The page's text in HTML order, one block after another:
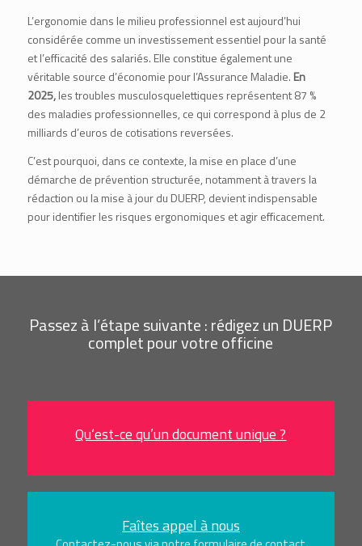
L’ergonomie dans le milieu professionnel est aujourd’hui
considérée comme un investissement essentiel pour la santé
et l’efficacité des salariés. Elle constitue également une
véritable source d’économie pour l’Assurance Maladie. En
2025,les troubles musculosquelettiques représentent 87 %
des maladies professionnelles, ce qui correspond à plus de 2
milliards d’euros de cotisations reversées.
C’est pourquoi, dans ce contexte, la mise en place d’une
démarche de prévention structurée, notamment à travers la
rédaction ou la mise à jour du DUERP, devient indispensable
pour identifier les risques ergonomiques et agir efficacement.
Passez à l’étape suivante : rédigez un DUERP
complet pour votre officine
Qu‘est-ce qu’un document unique ?
Faîtes appel à nous